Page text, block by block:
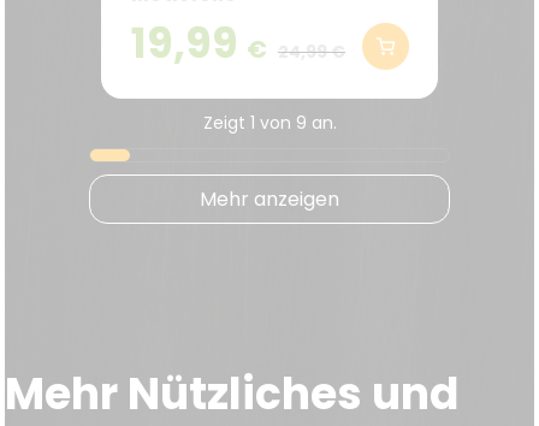
19,99 € 24,99 €
Zeigt 1 von 9 an.
Mehr anzeigen
Mehr Nützliches und